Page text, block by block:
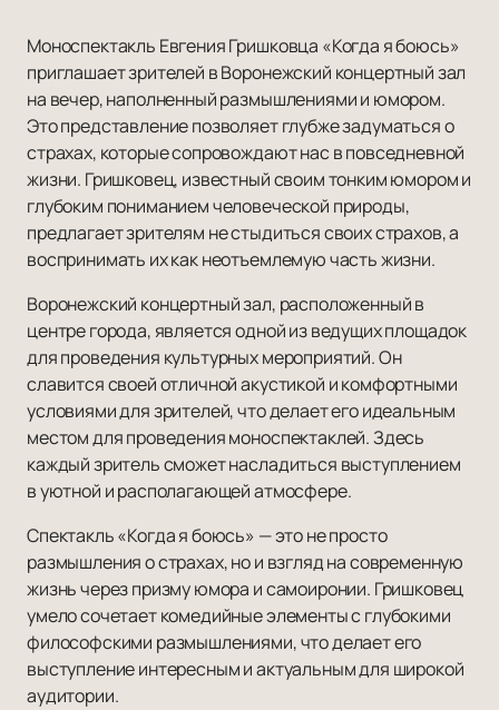
Моноспектакль Евгения Гришковца «Когда я боюсь»
приглашает зрителей в Воронежский концертный зал
на вечер, наполненный размышлениями и юмором.
Это представление позволяет глубже задуматься о
страхах, которые сопровождают нас в повседневной
жизни. Гришковец, известный своим тонким юмором и
глубоким пониманием человеческой природы,
предлагает зрителям не стыдиться своих страхов, а
воспринимать их как неотъемлемую часть жизни.
Воронежский концертный зал, расположенный в
центре города, является одной из ведущих площадок
для проведения культурных мероприятий. Он
славится своей отличной акустикой и комфортными
условиями для зрителей, что делает его идеальным
местом для проведения моноспектаклей. Здесь
каждый зритель сможет насладиться выступлением
в уютной и располагающей атмосфере.
Спектакль «Когда я боюсь» — это не просто
размышления о страхах, но и взгляд на современную
жизнь через призму юмора и самоиронии. Гришковец
умело сочетает комедийные элементы с глубокими
философскими размышлениями, что делает его
выступление интересным и актуальным для широкой
аудитории.